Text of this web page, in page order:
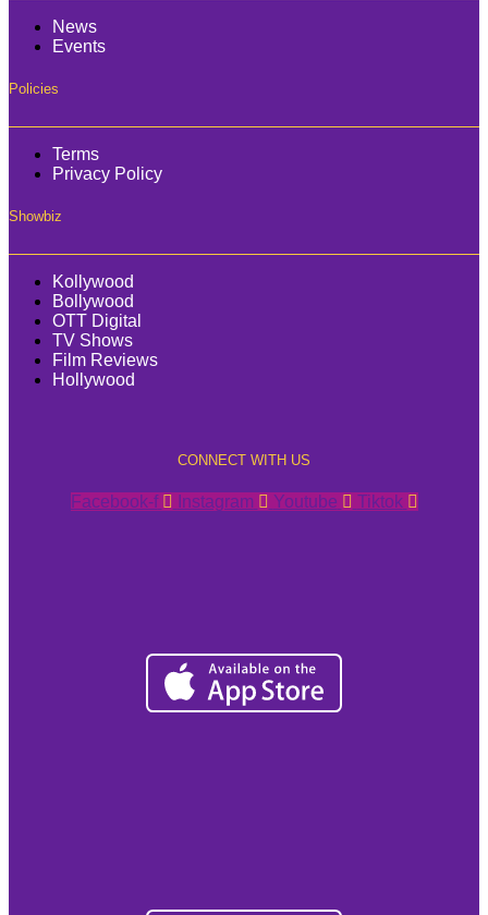
News
Events
Policies
Terms
Privacy Policy
Showbiz
Kollywood
Bollywood
OTT Digital
TV Shows
Film Reviews
Hollywood
CONNECT WITH US
Facebook-f Instagram Youtube Tiktok